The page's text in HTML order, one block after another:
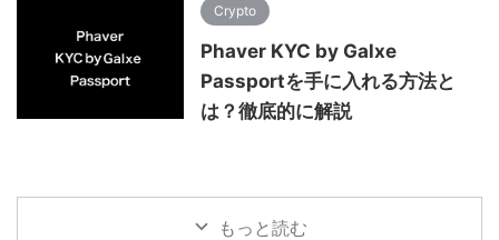
Crypto
Phaver KYC by Galxe
Passportを手に入れる方法と
は？徹底的に解説
もっと読む